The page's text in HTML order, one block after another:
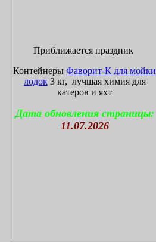
Приближается праздник
Контейнеры Фаворит-К для мойки
лодок3 кг, лучшая химия для
катеров и яхт
Дата обновления страницы:
11.07.2026